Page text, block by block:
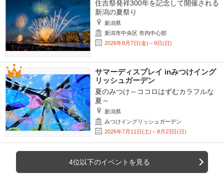
住吉祭発祥300年を記念して開催される
新潟の夏祭り
新潟県
新潟市中央区 市内中心部
2026年8月7日(金)～9日(日)
サマーディスプレイ inみつけイング
リッシュガーデン
夏のみつけ～ココロはずむカラフルな
夏～
新潟県
みつけイングリッシュガーデン
2026年7月11日(土)～8月23日(日)
4位以下のイベントを見る